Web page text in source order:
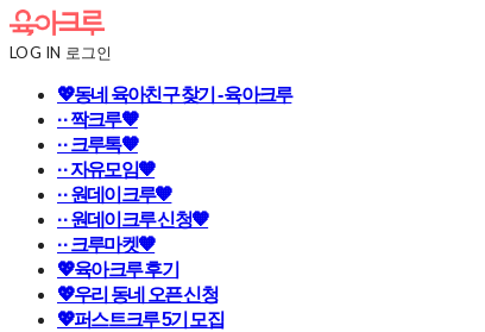
LOG IN 로그인
💖동네 육아친구 찾기 - 육아크루
· · 짝크루🧡
· · 크루톡🧡
· · 자유모임🧡
· · 원데이크루🧡
· · 원데이크루 신청🧡
· · 크루마켓🧡
💖육아크루 후기
💖우리 동네 오픈 신청
💖퍼스트크루 5기 모집